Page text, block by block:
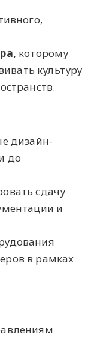
которому
культуру
дизайн-
до
сдачу
и
в рамках